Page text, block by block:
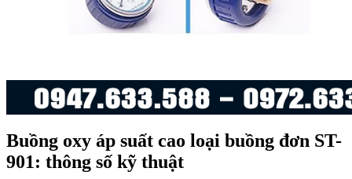
Buồng oxy áp suất cao loại buồng đơn ST-
901: thông số kỹ thuật